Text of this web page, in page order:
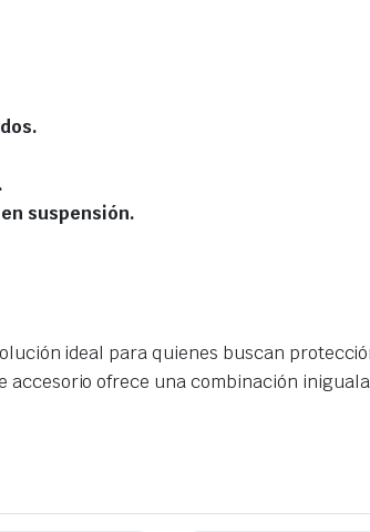
suspensión.
ideal para quienes buscan
accesorio ofrece una combinación